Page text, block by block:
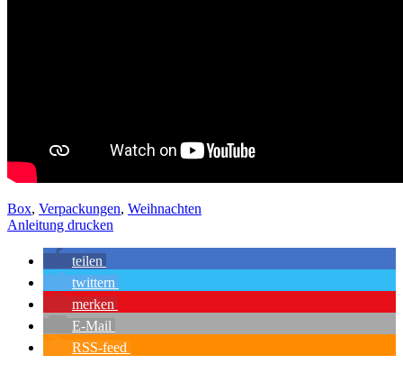
Box, Verpackungen, Weihnachten
Anleitung drucken
teilen
twittern
merken
E-Mail
RSS-feed